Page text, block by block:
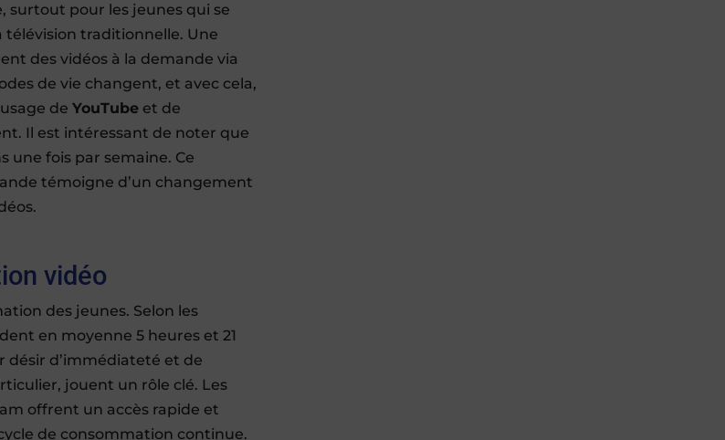
surtout pour les jeunes qui se
traditionnelle. Une
des vidéos à la demande via
de vie changent, et avec cela,
deYouTube et de
Il est intéressant de noter que
une fois par semaine. Ce
témoigne d’un changement
vidéo
des jeunes. Selon les
en moyenne 5 heures et 21
désir d’immédiateté et de
jouent un rôle clé. Les
offrent un accès rapide et
de consommation continue.